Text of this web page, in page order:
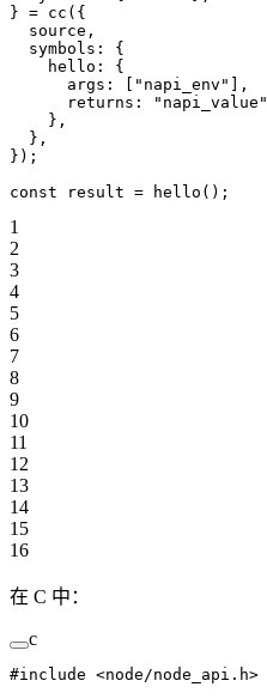
} = cc ({
  source,
  symbols: {
    hello: {
      args: [
"napi_env"
],
      returns:
"napi_value"
    },
  },
});
const result = hello ();
1
2
3
4
5
6
7
8
9
10
11
12
13
14
15
16
在 C 中：
c
#include <node/node_api.h>